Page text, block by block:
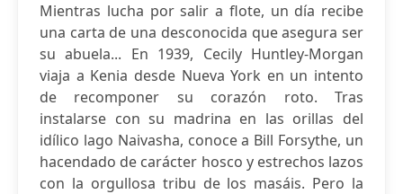
Mientras lucha por salir a flote, un día recibe
una carta de una desconocida que asegura ser
su abuela... En 1939, Cecily Huntley-Morgan
viaja a Kenia desde Nueva York en un intento
de recomponer su corazón roto. Tras
instalarse con su madrina en las orillas del
idílico lago Naivasha, conoce a Bill Forsythe, un
hacendado de carácter hosco y estrechos lazos
con la orgullosa tribu de los masáis. Pero la